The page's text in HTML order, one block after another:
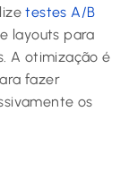
testes A/B
layouts para
A otimização é
fazer
os